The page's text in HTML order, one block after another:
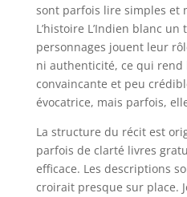
sont parfois lire simples et
L’histoire L’Indien blanc un
personnages jouent leur
ni authenticité, ce qui rend
convaincante et peu
évocatrice, mais parfois,
La structure du récit est
parfois de clarté livres
efficace. Les descriptions
croirait presque sur place.